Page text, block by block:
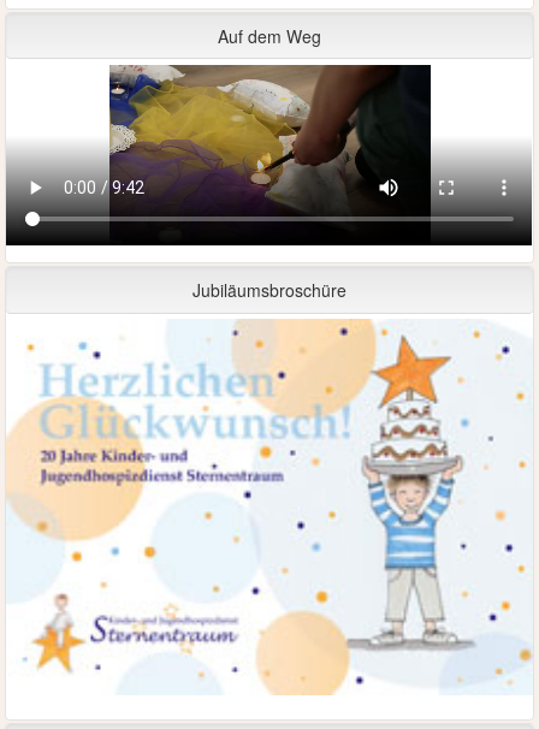
Auf dem Weg
Jubiläumsbroschüre